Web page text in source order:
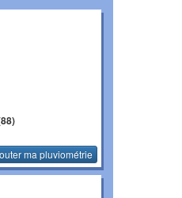
ma pluviométrie